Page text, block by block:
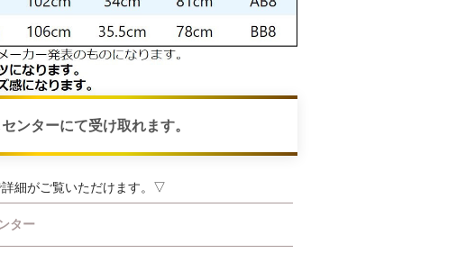
ンターにて受け取れます。
細がご覧いただけます。▽
ター